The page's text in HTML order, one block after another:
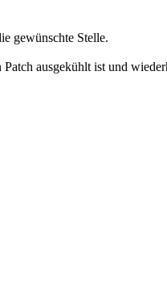
gewünschte Stelle.
ausgekühlt ist und